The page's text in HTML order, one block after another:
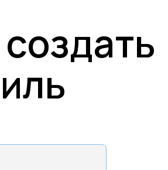
элемент выполняет не только
эстетическую функцию,
мемориальному комплексу
Узнать подробнее